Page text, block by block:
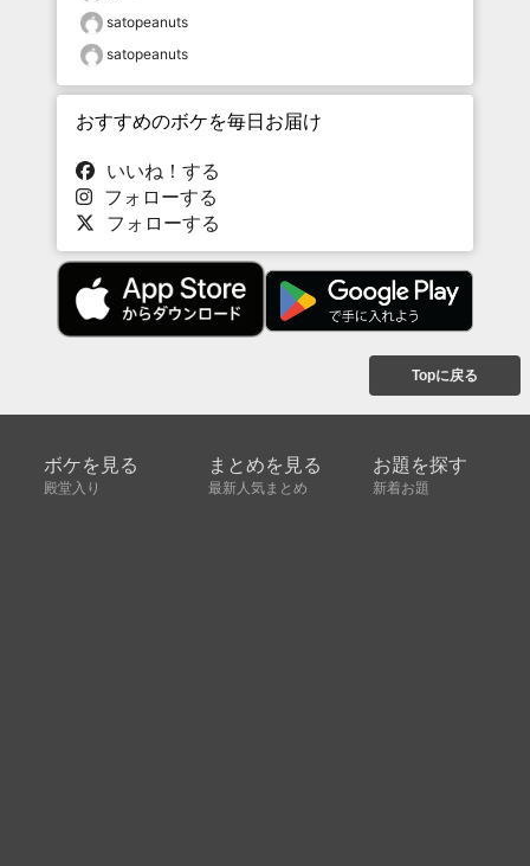
satopeanuts
satopeanuts
おすすめのボケを毎日お届け
いいね！する
フォローする
フォローする
Topに戻る
ボケを見る
殿堂入り
まとめを見る
最新人気まとめ
お題を探す
新着お題